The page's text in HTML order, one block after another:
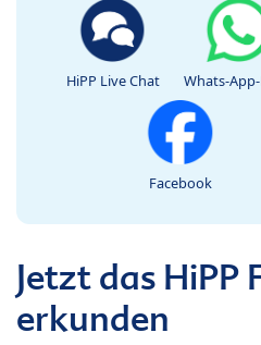
HiPP Live Chat Whats-
Facebook
Jetzt das HiPP
erkunden